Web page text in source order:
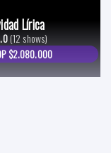
Lírica
(12 shows)
$2.080.000